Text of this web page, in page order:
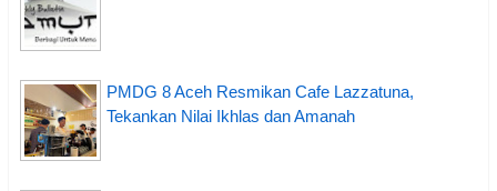
PMDG 8 Aceh Resmikan Cafe Lazzatuna,
Tekankan Nilai Ikhlas dan Amanah